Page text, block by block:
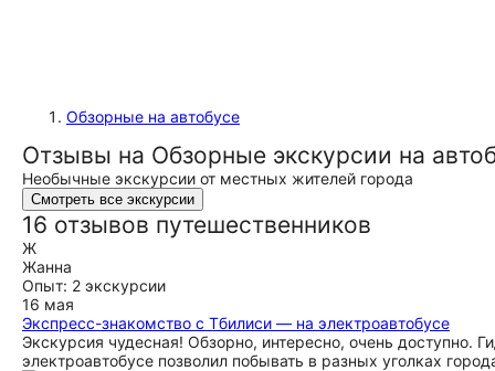
Обзорные на автобусе
Отзывы на Обзорные экскурсии на
Необычные экскурсии от местных жителей города
Смотреть все экскурсии
16 отзывов путешественников
Ж
Жанна
Опыт: 2 экскурсии
16 мая
Экспресс-знакомство с Тбилиси — на электроавтобусе
Экскурсия чудесная! Обзорно, интересно, очень доступно.
электроавтобусе позволил побывать в разных уголках